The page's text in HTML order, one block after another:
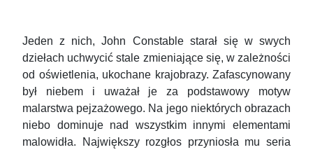
Jeden z nich, John Constable starał się w swych
dziełach uchwycić stale zmieniające się, w zależności
od oświetlenia, ukochane krajobrazy. Zafascynowany
był niebem i uważał je za podstawowy motyw
malarstwa pejzażowego. Na jego niektórych obrazach
niebo dominuje nad wszystkim innymi elementami
malowidła. Największy rozgłos przyniosła mu seria